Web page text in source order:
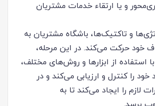
و یا ارتقاء خدمات مشتریان
و تاکتیک‌ها، باشگاه مشتریان به
خود حرکت می‌کند. در این مرحله،
استفاده از ابزارها و روش‌های مختلف،
را کنترل و ارزیابی می‌کند و در
لازم را ایجاد می‌کند تا به